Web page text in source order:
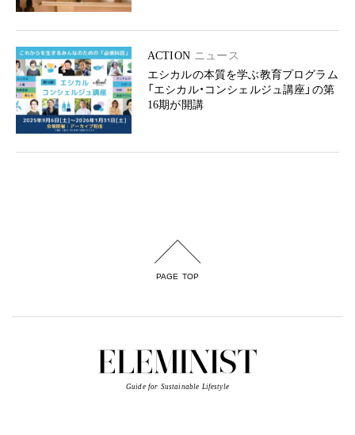
ACTION ニュース
エシカルの本質を学ぶ教育プログラム
「エシカル・コンシェルジュ講座」の第
16期が開講
PAGE TOP
Guide for Sustainable Lifestyle